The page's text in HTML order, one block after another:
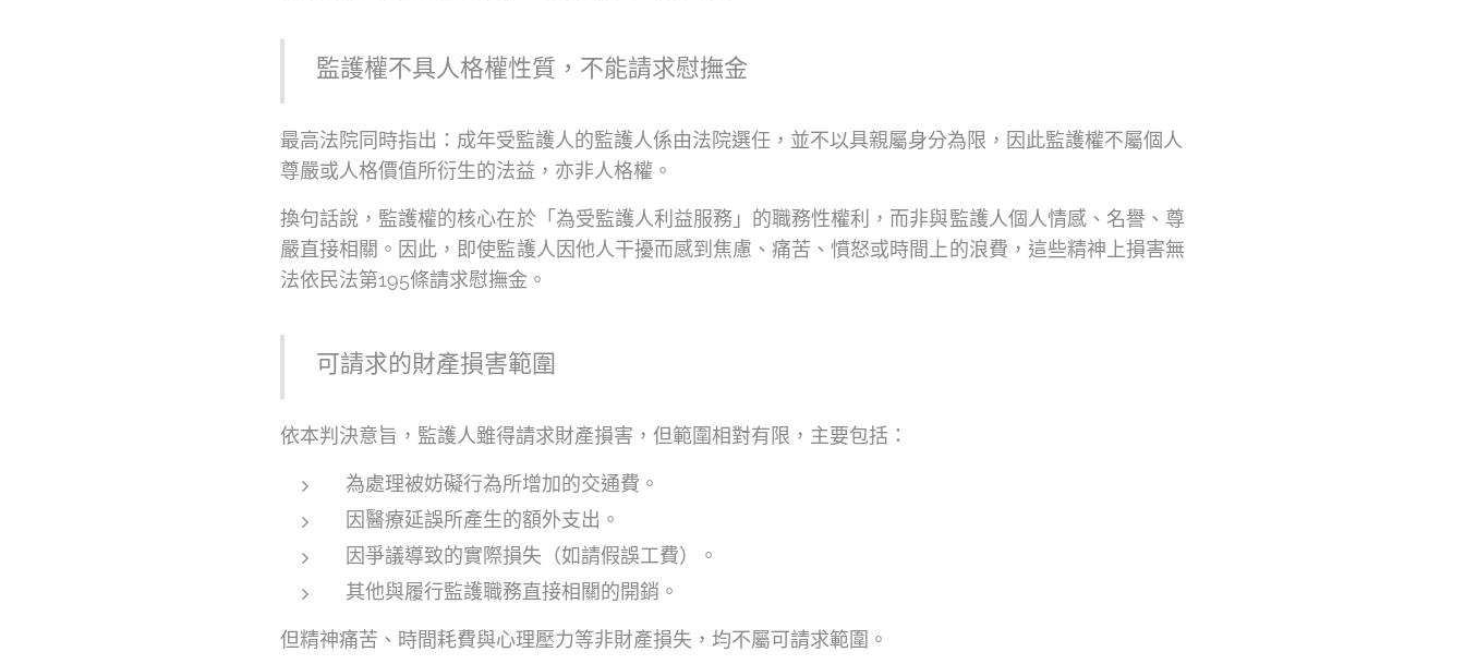
監護權不具人格權性質，不能請求慰撫金
最高法院同時指出：成年受監護人的監護人係由法院選任，並不以具親屬身分為限，因此監護權不屬個人
尊嚴或人格價值所衍生的法益，亦非人格權。
換句話說，監護權的核心在於「為受監護人利益服務」的職務性權利，而非與監護人個人情感、名譽、尊
嚴直接相關。因此，即使監護人因他人干擾而感到焦慮、痛苦、憤怒或時間上的浪費，這些精神上損害無
法依民法第195條請求慰撫金。
可請求的財產損害範圍
依本判決意旨，監護人雖得請求財產損害，但範圍相對有限，主要包括：
為處理被妨礙行為所增加的交通費。
因醫療延誤所產生的額外支出。
因爭議導致的實際損失（如請假誤工費）。
其他與履行監護職務直接相關的開銷。
但精神痛苦、時間耗費與心理壓力等非財產損失，均不屬可請求範圍。